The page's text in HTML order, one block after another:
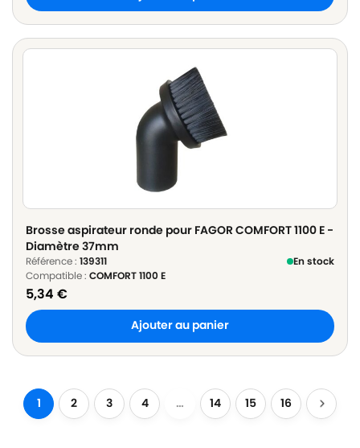
Brosse aspirateur ronde pour FAGOR COMFORT 1100 E -
Diamètre 37mm
Référence : 139311
En stock
Compatible : COMFORT 1100 E
5,34 €
Ajouter au panier
1 2 3 4 … 14 15 16